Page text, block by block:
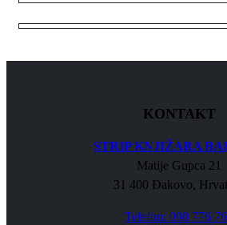
KONTAKT
STRIP KNJIŽARA
Matije Gupca 21
31 400 Đakovo,
Telefon: 098 776